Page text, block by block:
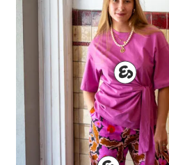
€65€39
€89,95€53,97